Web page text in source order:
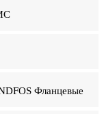
Фланцевые